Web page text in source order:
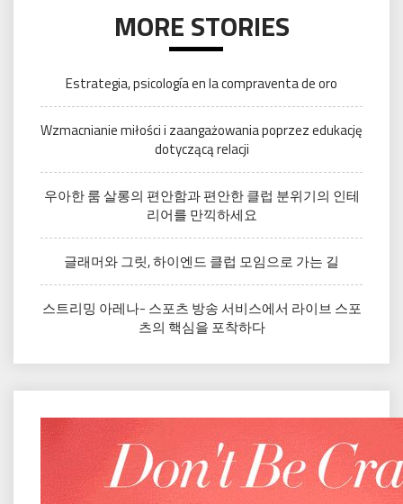
MORE STORIES
Estrategia, psicología en la compraventa de oro
Wzmacnianie miłości i zaangażowania poprzez edukację
dotyczącą relacji
우아한 룸 살롱의 편안함과 편안한 클럽 분위기의 인테
리어를 만끽하세요
글래머와 그릿, 하이엔드 클럽 모임으로 가는 길
스트리밍 아레나- 스포츠 방송 서비스에서 라이브 스포
츠의 핵심을 포착하다